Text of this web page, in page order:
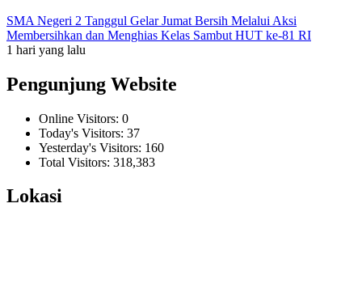
SMA Negeri 2 Tanggul Gelar Jumat Bersih Melalui Aksi
Membersihkan dan Menghias Kelas Sambut HUT ke-81 RI
1 hari yang lalu
Pengunjung Website
Online Visitors: 0
Today's Visitors: 37
Yesterday's Visitors: 160
Total Visitors: 318,383
Lokasi